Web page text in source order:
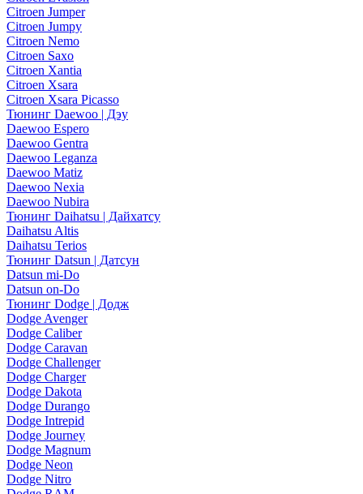
Citroen Jumper
Citroen Jumpy
Citroen Nemo
Citroen Saxo
Citroen Xantia
Citroen Xsara
Citroen Xsara Picasso
Тюнинг Daewoo | Дэу
Daewoo Espero
Daewoo Gentra
Daewoo Leganza
Daewoo Matiz
Daewoo Nexia
Daewoo Nubira
Тюнинг Daihatsu | Дайхатсу
Daihatsu Altis
Daihatsu Terios
Тюнинг Datsun | Датсун
Datsun mi-Do
Datsun on-Do
Тюнинг Dodge | Додж
Dodge Avenger
Dodge Caliber
Dodge Caravan
Dodge Challenger
Dodge Charger
Dodge Dakota
Dodge Durango
Dodge Intrepid
Dodge Journey
Dodge Magnum
Dodge Neon
Dodge Nitro